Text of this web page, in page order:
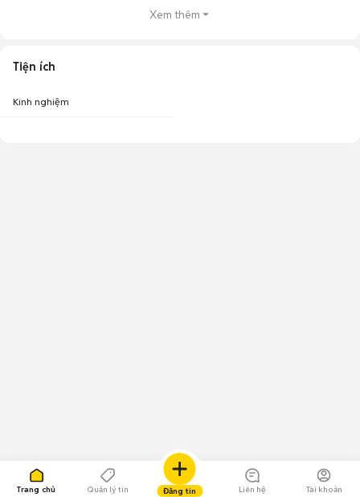
Trang chủ Quản lý tin Đăng tin Liên hệ Tài khoản
Xem thêm
Tiện ích
Kinh nghiệm